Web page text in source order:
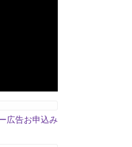
広告お申込み